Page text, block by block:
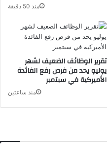
منذ 50 دقيقة
تقرير الوظائف الضعيف لشهر
يوليو يحد من فرص رفع الفائدة
الأميركية في سبتمبر
منذ ساعتين